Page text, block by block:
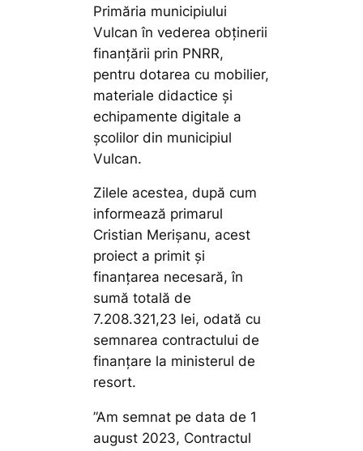
Primăria municipiului
Vulcan în vederea obținerii
finanțării prin PNRR,
pentru dotarea cu mobilier,
materiale didactice și
echipamente digitale a
școlilor din municipiul
Vulcan.
Zilele acestea, după cum
informează primarul
Cristian Merișanu, acest
proiect a primit și
finanțarea necesară, în
sumă totală de
7.208.321,23 lei, odată cu
semnarea contractului de
finanțare la ministerul de
resort.
”Am semnat pe data de 1
august 2023, Contractul